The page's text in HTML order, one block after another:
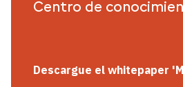
Centro de
Descargue el whitepaper '